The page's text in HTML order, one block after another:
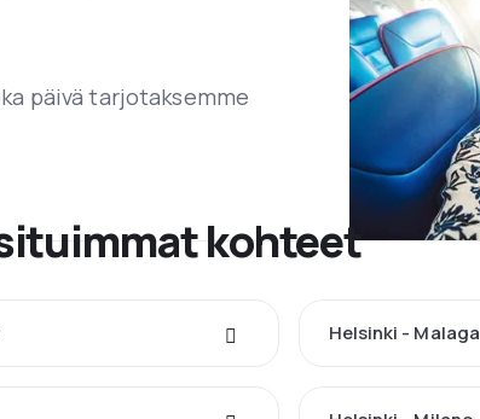
päivä tarjotaksemme
kohteet
Helsinki - Malaga